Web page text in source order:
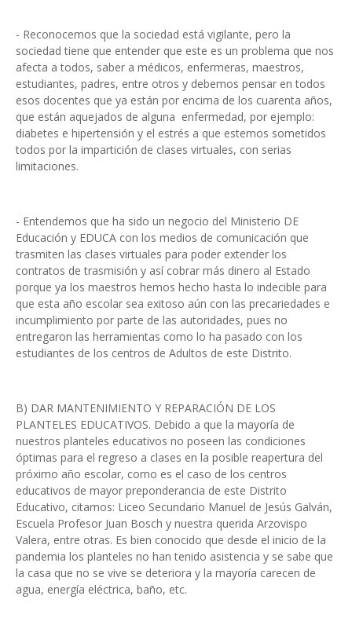
- Reconocemos que la sociedad está vigilante, pero la
sociedad tiene que entender que este es un problema que nos
afecta a todos, saber a médicos, enfermeras, maestros,
estudiantes, padres, entre otros y debemos pensar en todos
esos docentes que ya están por encima de los cuarenta años,
que están aquejados de alguna enfermedad, por ejemplo:
diabetes e hipertensión y el estrés a que estemos sometidos
todos por la impartición de clases virtuales, con serias
limitaciones.
- Entendemos que ha sido un negocio del Ministerio DE
Educación y EDUCA con los medios de comunicación que
trasmiten las clases virtuales para poder extender los
contratos de trasmisión y así cobrar más dinero al Estado
porque ya los maestros hemos hecho hasta lo indecible para
que esta año escolar sea exitoso aún con las precariedades e
incumplimiento por parte de las autoridades, pues no
entregaron las herramientas como lo ha pasado con los
estudiantes de los centros de Adultos de este Distrito.
B) DAR MANTENIMIENTO Y REPARACIÓN DE LOS
PLANTELES EDUCATIVOS. Debido a que la mayoría de
nuestros planteles educativos no poseen las condiciones
óptimas para el regreso a clases en la posible reapertura del
próximo año escolar, como es el caso de los centros
educativos de mayor preponderancia de este Distrito
Educativo, citamos: Liceo Secundario Manuel de Jesús Galván,
Escuela Profesor Juan Bosch y nuestra querida Arzovispo
Valera, entre otras. Es bien conocido que desde el inicio de la
pandemia los planteles no han tenido asistencia y se sabe que
la casa que no se vive se deteriora y la mayoría carecen de
agua, energía eléctrica, baño, etc.